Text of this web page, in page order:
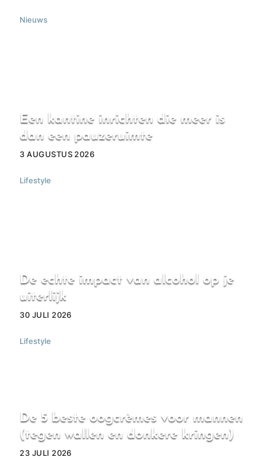
Nieuws
Een kantine inrichten die meer is
dan een pauzeruimte
3 AUGUSTUS 2026
Lifestyle
De echte impact van alcohol op je
uiterlijk
30 JULI 2026
Lifestyle
De 5 beste oogcrèmes voor mannen
(tegen wallen en donkere kringen)
23 JULI 2026